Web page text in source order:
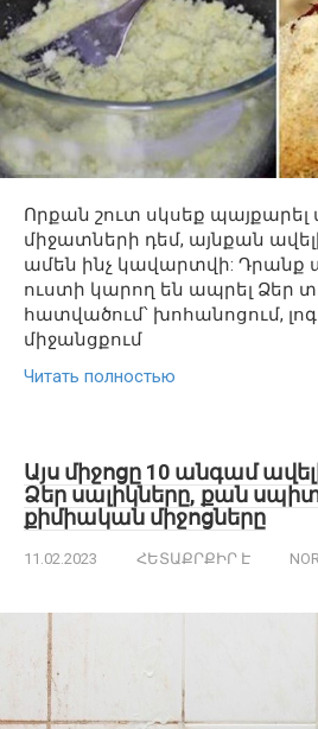
Որքան շուտ սկսեք
միջատների դեմ, այնքան
ամեն ինչ կավարտվի: Դրանք
ուստի կարող են ապրել Ձեր
հատվածում՝ խոհանոցում,
միջանցքում
Читать полностью
Այս միջոցը 10 անգամ
Ձեր սալիկները, քան
քիմիական միջոցները
11.02.2023 ՀԵՏԱՔՐՔԻՐ Է